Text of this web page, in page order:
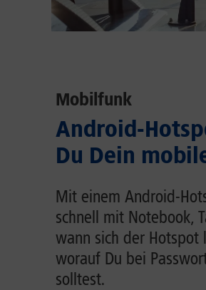
Mobilfunk
Android-
Du Dein
Mit einem Android-
schnell mit Notebook,
wann sich der Hotspot
worauf Du bei
solltest.